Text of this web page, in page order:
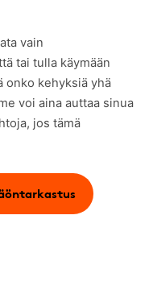
vain
tai tulla käymään
onko kehyksiä yhä
voi aina auttaa sinua
jos tämä